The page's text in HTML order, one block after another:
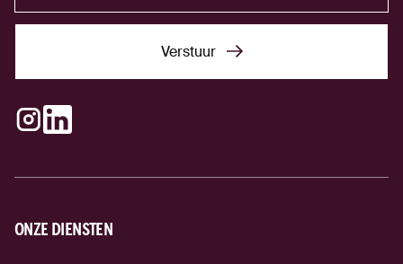
Verstuur
Instagram
LinkedIn
ONZE DIENSTEN